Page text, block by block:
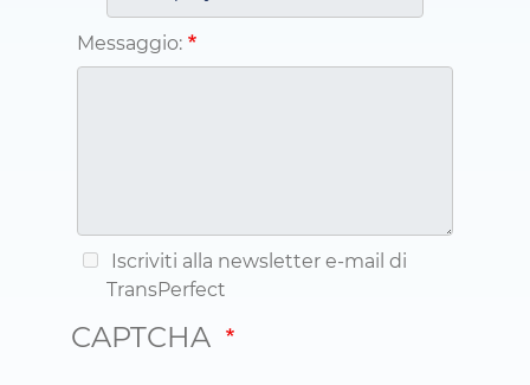
Messaggio:
Iscriviti alla newsletter e-mail di
TransPerfect
CAPTCHA